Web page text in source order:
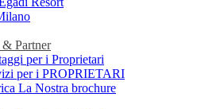
Partner
per i Proprietari
per i PROPRIETARI
La Nostra brochure